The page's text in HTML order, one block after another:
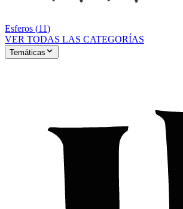
Esferos (11)
VER TODAS LAS CATEGORÍAS
Temáticas